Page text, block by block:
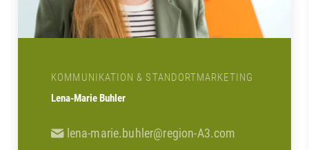
KOMMUNIKATION & STANDORTMARKETING
Lena-Marie Buhler
lena-marie.buhler@region-A3.com